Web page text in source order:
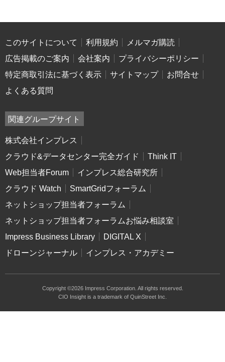
このサイトについて 利用規約
メルマガ購読
広告掲載のご案内
会社案内
プライバシーポリシー
特定商取引法に基づく表示
サイトマップ
お問合せ
よくある質問
関連グループサイト
株式会社インプレス
クラウド&データセンター完全ガイド
Think IT
Web担当者Forum
インプレス総合研究所
クラウド Watch
SmartGridフォーラム
ネットショップ担当者フォーラム
ネットショップ担当者フォーラムお悩み相談室
Impress Business Library
DIGITAL X
ドローンジャーナル
インプレス・アカデミー
Copyright ©2026 Impress Corporation. All rights reserved.
CIO Insight is a trademark of QuinStreet Inc.